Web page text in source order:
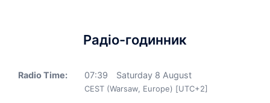
Радіо-годинник
Radio Time: 07:39 Saturday 8 August
CEST (Warsaw, Europe) [UTC+2]